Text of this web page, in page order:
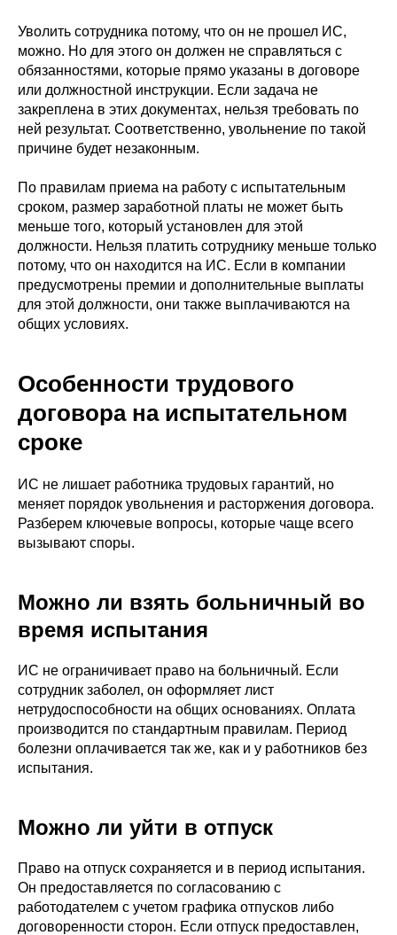
Уволить сотрудника потому, что он не прошел ИС,
можно. Но для этого он должен не справляться с
обязанностями, которые прямо указаны в договоре
или должностной инструкции. Если задача не
закреплена в этих документах, нельзя требовать по
ней результат. Соответственно, увольнение по такой
причине будет незаконным.
По правилам приема на работу с испытательным
сроком, размер заработной платы не может быть
меньше того, который установлен для этой
должности. Нельзя платить сотруднику меньше только
потому, что он находится на ИС. Если в компании
предусмотрены премии и дополнительные выплаты
для этой должности, они также выплачиваются на
общих условиях.
Особенности трудового
договора на испытательном
сроке
ИС не лишает работника трудовых гарантий, но
меняет порядок увольнения и расторжения договора.
Разберем ключевые вопросы, которые чаще всего
вызывают споры.
Можно ли взять больничный во
время испытания
ИС не ограничивает право на больничный. Если
сотрудник заболел, он оформляет лист
нетрудоспособности на общих основаниях. Оплата
производится по стандартным правилам. Период
болезни оплачивается так же, как и у работников без
испытания.
Можно ли уйти в отпуск
Право на отпуск сохраняется и в период испытания.
Он предоставляется по согласованию с
работодателем с учетом графика отпусков либо
договоренности сторон. Если отпуск предоставлен,